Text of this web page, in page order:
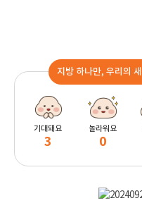
지방 하나만, 우리의
기대돼요
3
놀라워요
0